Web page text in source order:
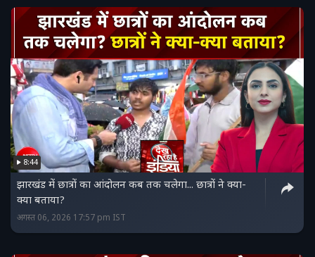
8:44
झारखंड में छात्रों का आंदोलन कब तक चलेगा... छात्रों ने क्या-
क्या बताया?
अगस्त 06, 2026 17:57 pm IST